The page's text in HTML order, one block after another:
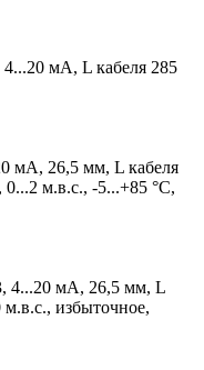
мА, L кабеля 285
мА, 26,5 мм, L кабеля
м.в.с., -5...+85 °C,
4...20 мА, 26,5 мм, L
избыточное,